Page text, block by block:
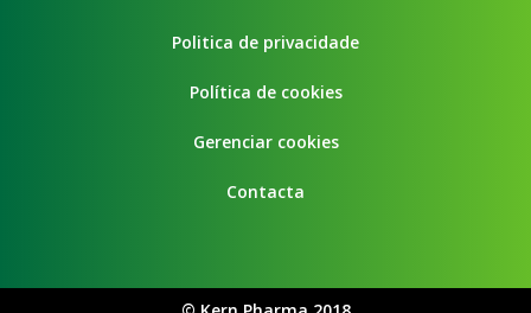
Politica de privacidade
Política de cookies
Gerenciar cookies
Contacta